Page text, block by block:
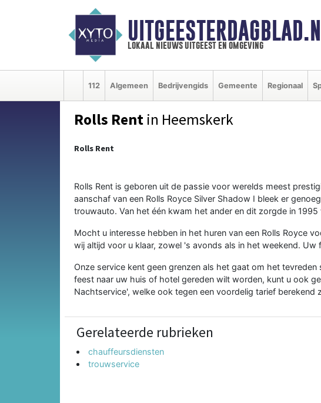
lokaal nieuws uitgeest en omgeving
112 Algemeen Bedrijvengids Gemeente Regionaal
Rolls Rent in Heemskerk
Rolls Rent
Rolls Rent is geboren uit de passie voor werelds meest
aanschaf van een Rolls Royce Silver Shadow I bleek er
trouwauto. Van het één kwam het ander en dit zorgde in
Mocht u interesse hebben in het huren van een Rolls Royce
wij altijd voor u klaar, zowel 's avonds als in het weekend.
Onze service kent geen grenzen als het gaat om het tevreden
feest naar uw huis of hotel gereden wilt worden, kunt u ook
Nachtservice', welke ook tegen een voordelig tarief berekend
Gerelateerde rubrieken
chauffeursdiensten
trouwservice